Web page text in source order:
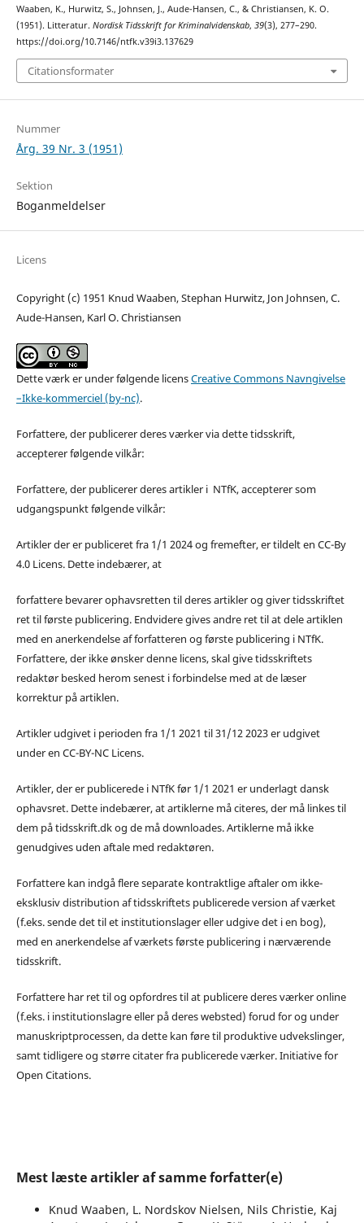
Waaben, K., Hurwitz, S., Johnsen, J., Aude-Hansen, C., & Christiansen, K. O.
(1951). Litteratur. Nordisk Tidsskrift for Kriminalvidenskab, 39(3), 277–290.
https://doi.org/10.7146/ntfk.v39i3.137629
Citationsformater
Nummer
Årg. 39 Nr. 3 (1951)
Sektion
Boganmeldelser
Licens
Copyright (c) 1951 Knud Waaben, Stephan Hurwitz, Jon Johnsen, C.
Aude-Hansen, Karl O. Christiansen
Dette værk er under følgende licensCreative Commons Navngivelse
–Ikke-kommerciel (by-nc).
Forfattere, der publicerer deres værker via dette tidsskrift,
accepterer følgende vilkår:
Forfattere, der publicerer deres artikler i NTfK, accepterer som
udgangspunkt følgende vilkår:
Artikler der er publiceret fra 1/1 2024 og fremefter, er tildelt en CC-By
4.0 Licens. Dette indebærer, at
forfattere bevarer ophavsretten til deres artikler og giver tidsskriftet
ret til første publicering. Endvidere gives andre ret til at dele artiklen
med en anerkendelse af forfatteren og første publicering i NTfK.
Forfattere, der ikke ønsker denne licens, skal give tidsskriftets
redaktør besked herom senest i forbindelse med at de læser
korrektur på artiklen.
Artikler udgivet i perioden fra 1/1 2021 til 31/12 2023 er udgivet
under en CC-BY-NC Licens.
Artikler, der er publicerede i NTfK før 1/1 2021 er underlagt dansk
ophavsret. Dette indebærer, at artiklerne må citeres, der må linkes til
dem på tidsskrift.dk og de må downloades. Artiklerne må ikke
genudgives uden aftale med redaktøren.
Forfattere kan indgå flere separate kontraktlige aftaler om ikke-
eksklusiv distribution af tidsskriftets publicerede version af værket
(f.eks. sende det til et institutionslager eller udgive det i en bog),
med en anerkendelse af værkets første publicering i nærværende
tidsskrift.
Forfattere har ret til og opfordres til at publicere deres værker online
(f.eks. i institutionslagre eller på deres websted) forud for og under
manuskriptprocessen, da dette kan føre til produktive udvekslinger,
samt tidligere og større citater fra publicerede værker. Initiative for
Open Citations.
Mest læste artikler af samme forfatter(e)
Knud Waaben, L. Nordskov Nielsen, Nils Christie, Kaj